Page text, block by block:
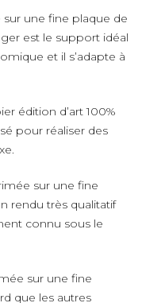
une fine plaque de
est le support idéal
et il s’adapte à
édition d’art 100%
pour réaliser des
sur une fine
rendu très qualitatif
connu sous le
sur une fine
que les autres